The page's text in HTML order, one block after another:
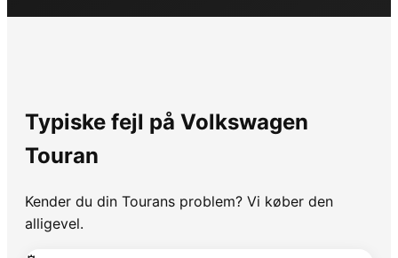
Typiske fejl på Volkswagen
Touran
Kender du din Tourans problem? Vi køber den
alligevel.